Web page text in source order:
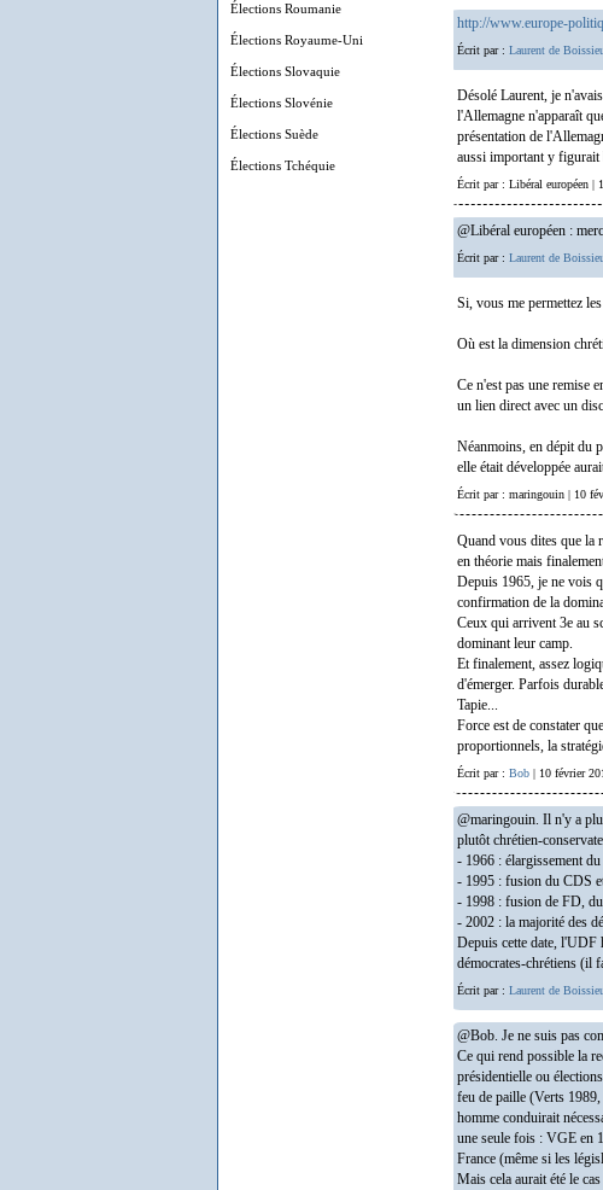
Élections Roumanie
Élections Royaume-Uni
Élections Slovaquie
Élections Slovénie
Élections Suède
Élections Tchéquie
http://www.europe-
Écrit par : Laurent de
Désolé Laurent, je
l'Allemagne n'apparaît
présentation de
aussi important y figurait
Écrit par : Libéral européen |
@Libéral européen :
Écrit par : Laurent de
Si, vous me permettez
Où est la dimension
Ce n'est pas une remise
un lien direct avec un
Néanmoins, en dépit du
elle était développée
Écrit par : maringouin | 10
Quand vous dites que la
en théorie mais
Depuis 1965, je ne vois
confirmation de la
Ceux qui arrivent 3e au
dominant leur camp.
Et finalement, assez
d'émerger. Parfois
Tapie...
Force est de constater
proportionnels, la
Écrit par : Bob | 10 février
@maringouin. Il n'y a
plutôt chrétien-
- 1966 : élargissement
- 1995 : fusion du CDS
- 1998 : fusion de FD,
- 2002 : la majorité des
Depuis cette date, l'UDF
démocrates-chrétiens (il
Écrit par : Laurent de
@Bob. Je ne suis pas
Ce qui rend possible la
présidentielle ou
feu de paille (Verts
homme conduirait
une seule fois : VGE en
France (même si les
Mais cela aurait été le